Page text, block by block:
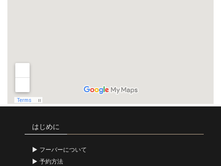
はじめに
フーバーについて
予約方法